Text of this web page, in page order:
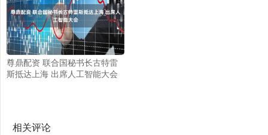
尊鼎配资 联合国秘书长古特雷
斯抵达上海 出席人工智能大会
相关评论